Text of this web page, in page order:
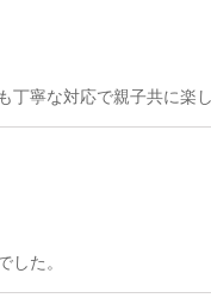
寧な対応で親子共に楽
た。